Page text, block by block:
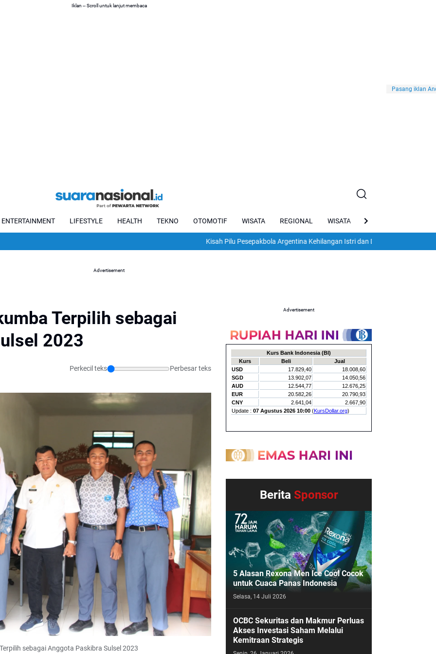
Iklan -- Scroll untuk lanjut membaca
ENTERTAINMENT LIFESTYLE HEALTH TEKNO OTOMOTIF WISATA REGIONAL WISATA VIRAL
Kisah Pilu Pesepakbola Argentina Kehilangan Istri dan Dua Anak dalam Gempa Dahsyat
Advertisement
Terpilih sebagai
2023
Perkecil teks Perbesar teks
sebagai Anggota Paskibra Sulsel 2023
Advertisement
Berita Sponsor
5 Alasan Rexona Men Ice Cool Cocok
untuk Cuaca Panas Indonesia
Selasa, 14 Juli 2026
OCBC Sekuritas dan Makmur Perluas
Akses Investasi Saham Melalui
Kemitraan Strategis
Pasang iklan